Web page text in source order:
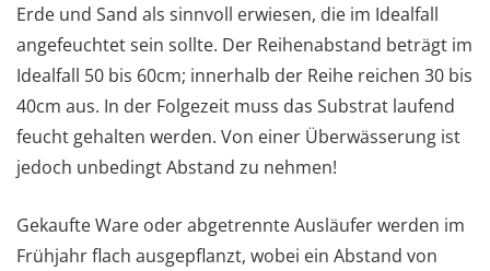
Erde und Sand als sinnvoll erwiesen, die im Idealfall
angefeuchtet sein sollte. Der Reihenabstand beträgt im
Idealfall 50 bis 60cm; innerhalb der Reihe reichen 30 bis
40cm aus. In der Folgezeit muss das Substrat laufend
feucht gehalten werden. Von einer Überwässerung ist
jedoch unbedingt Abstand zu nehmen!
Gekaufte Ware oder abgetrennte Ausläufer werden im
Frühjahr flach ausgepflanzt, wobei ein Abstand von